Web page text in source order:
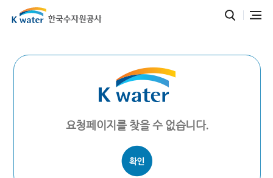
요청페이지를 찾을 수 없습니다.